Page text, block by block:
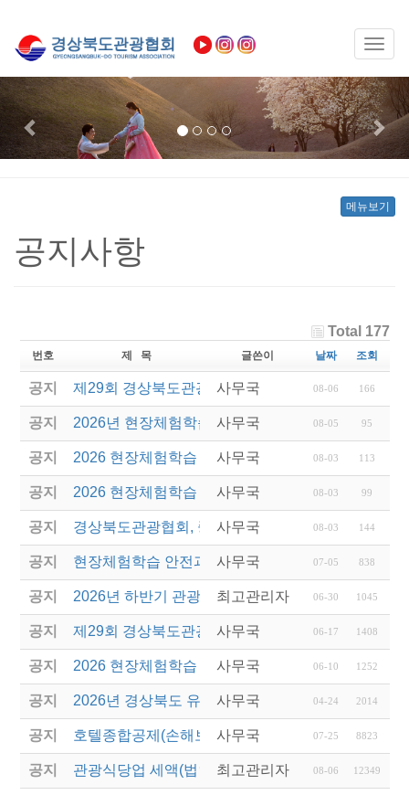
Previous
메뉴보기
공지사항
Total 177
번호 제 목 글쓴이 날짜 조회
공지 제29회 경상북도관광기념품공모전 결과발표
사무국 08-06 166
공지 2026년 현장체험학습 안전과정(신규.재강습) 교육
사무국 08-05 95
공지 2026 현장체험학습 안전과정 교육(신규. 재강습)
사무국 08-03 113
공지 2026 현장체험학습 안전과정(신규. 재강습) 교육 성
사무국 08-03 99
공지 경상북도관광협회, 중국 단동 해외여행상품 개발 팸
사무국 08-03 144
공지 현장체험학습 안전과정(신규/재강습) 안내
사무국 07-05 838
공지 2026년 하반기 관광진흥개발기금 융자 시행 안내
최고관리자 06-30 1045
공지 제29회 경상북도관광기념품공모전 개최
사무국 06-17 1408
공지 2026 현장체험학습 안전과정(신규.재강습)
사무국 06-10 1252
공지 2026년 경상북도 유니크베뉴를 활용한 MICE행사
사무국 04-24 2014
공지 호텔종합공제(손해보험) 서비스 안내
사무국 07-25 8823
공지 관광식당업 세액(법인세 및 소득세)감면 제도 안내
최고관리자 08-06 12349